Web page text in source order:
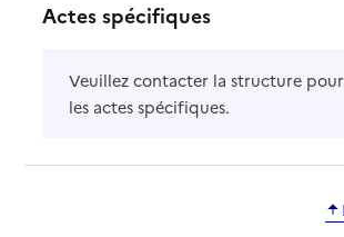
Actes spécifiques
Veuillez contacter la structure
les actes spécifiques.